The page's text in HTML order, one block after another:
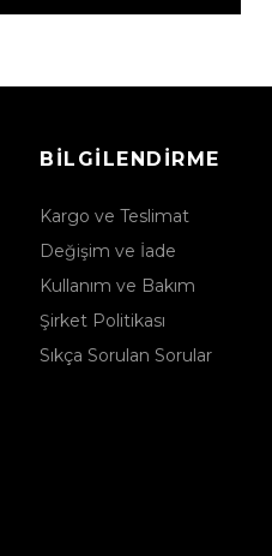
BILGILENDIRME
Kargo ve Teslimat
Değişim ve İade
Kullanım ve Bakım
Şirket Politikası
Sıkça Sorulan Sorular